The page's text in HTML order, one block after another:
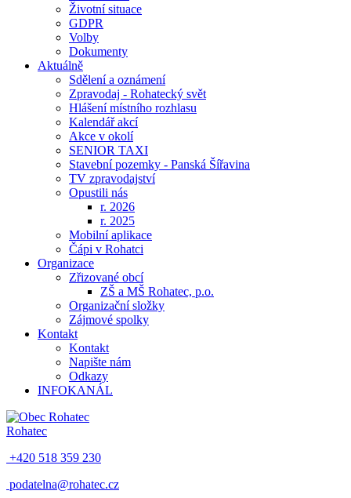
Životní situace
GDPR
Volby
Dokumenty
Aktuálně
Sdělení a oznámení
Zpravodaj - Rohatecký svět
Hlášení místního rozhlasu
Kalendář akcí
Akce v okolí
SENIOR TAXI
Stavební pozemky - Panská Šířavina
TV zpravodajství
Opustili nás
r. 2026
r. 2025
Mobilní aplikace
Čápi v Rohatci
Organizace
Zřizované obcí
ZŠ a MŠ Rohatec, p.o.
Organizační složky
Zájmové spolky
Kontakt
Kontakt
Napište nám
Odkazy
INFOKANÁL
Rohatec
+420 518 359 230
podatelna@rohatec.cz